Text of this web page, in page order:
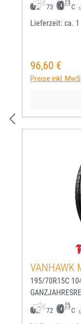
73 C
Lieferzeit: ca.
Regulärer
96,60 €
Preise inkl.
VANHAWK
195/70R15C
72 C